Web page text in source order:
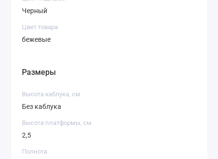
Черный
Цвет товара
бежевые
Размеры
Высота каблука, см
Без каблука
Высота платформы, см
2,5
Полнота